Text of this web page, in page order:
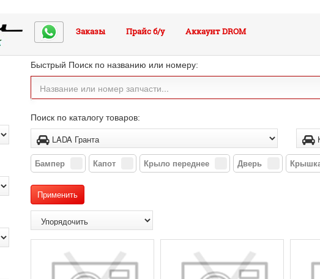
Заказы Прайс б/у Аккаунт DROM
Быстрый Поиск по названию или номеру:
Поиск по каталогу товаров:
Бампер Капот Крыло переднее Дверь